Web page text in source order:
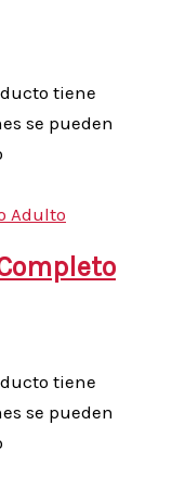
tiene
se pueden
tiene
se pueden